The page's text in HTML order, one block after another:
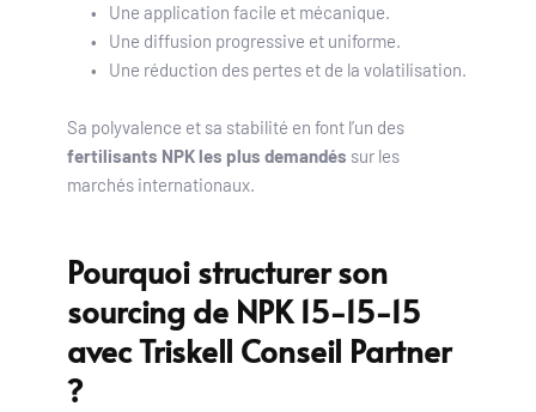
Une application facile et mécanique.
Une diffusion progressive et uniforme.
Une réduction des pertes et de la volatilisation.
Sa polyvalence et sa stabilité en font l’un des
fertilisants NPK les plus demandés sur les
marchés internationaux.
Pourquoi structurer son
sourcing de NPK 15-15-15
avec Triskell Conseil Partner
?